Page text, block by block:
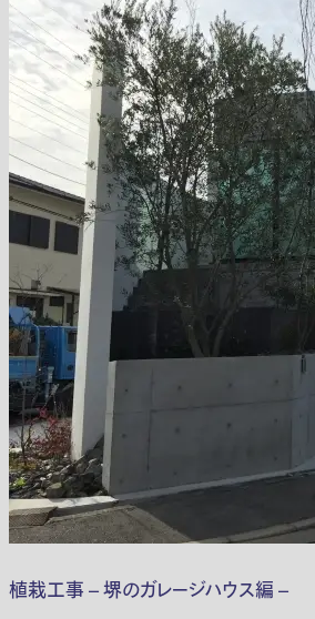
植栽工事 – 堺のガレージハウス編 –